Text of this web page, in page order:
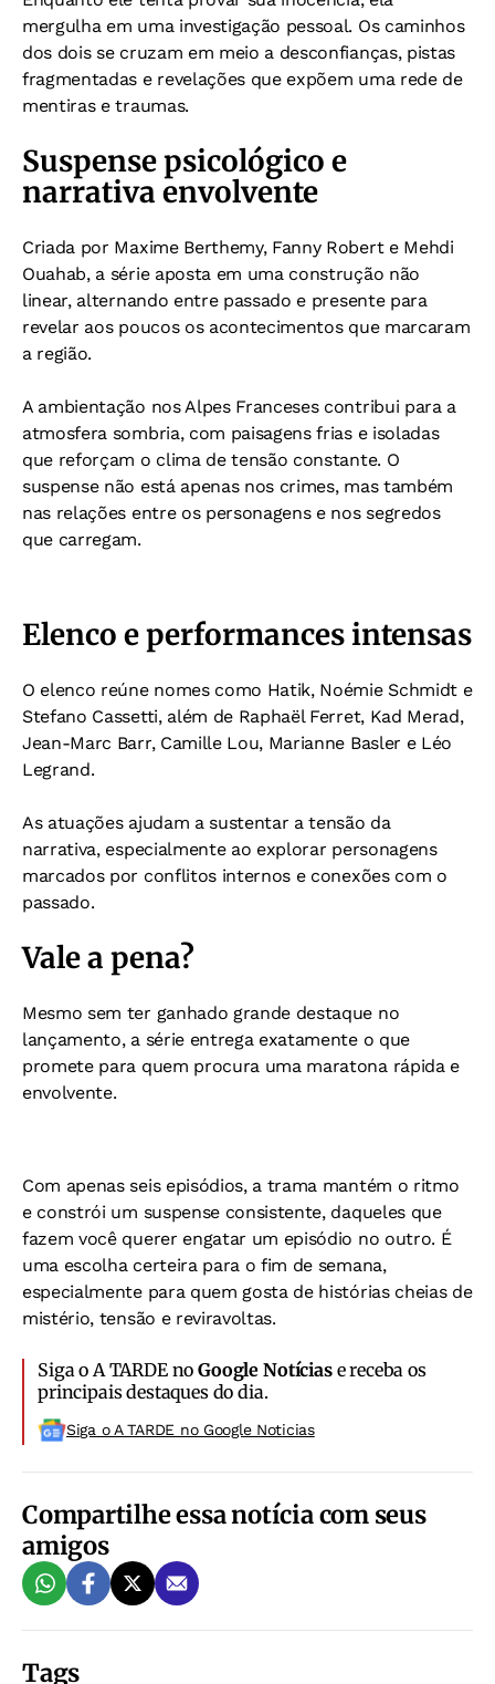
mergulha em uma investigação pessoal. Os caminhos
dos dois se cruzam em meio a desconfianças, pistas
fragmentadas e revelações que expõem uma rede de
mentiras e traumas.
Suspense psicológico e
narrativa envolvente
Criada por Maxime Berthemy, Fanny Robert e Mehdi
Ouahab, a série aposta em uma construção não
linear, alternando entre passado e presente para
revelar aos poucos os acontecimentos que marcaram
a região.
A ambientação nos Alpes Franceses contribui para a
atmosfera sombria, com paisagens frias e isoladas
que reforçam o clima de tensão constante. O
suspense não está apenas nos crimes, mas também
nas relações entre os personagens e nos segredos
que carregam.
Elenco e performances intensas
O elenco reúne nomes como Hatik, Noémie Schmidt e
Stefano Cassetti, além de Raphaël Ferret, Kad Merad,
Jean-Marc Barr, Camille Lou, Marianne Basler e Léo
Legrand.
As atuações ajudam a sustentar a tensão da
narrativa, especialmente ao explorar personagens
marcados por conflitos internos e conexões com o
passado.
Vale a pena?
Mesmo sem ter ganhado grande destaque no
lançamento, a série entrega exatamente o que
promete para quem procura uma maratona rápida e
envolvente.
Com apenas seis episódios, a trama mantém o ritmo
e constrói um suspense consistente, daqueles que
fazem você querer engatar um episódio no outro. É
uma escolha certeira para o fim de semana,
especialmente para quem gosta de histórias cheias de
mistério, tensão e reviravoltas.
Siga o A TARDE noGoogle Notíciase receba os
principais destaques do dia.
Siga o A TARDE no Google Noticias
Compartilhe essa notícia com seus
amigos
Tags